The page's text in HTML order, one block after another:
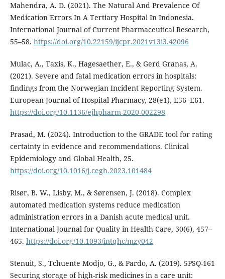
Mahendra, A. D. (2021). The Natural And Prevalence Of
Medication Errors In A Tertiary Hospital In Indonesia.
International Journal of Current Pharmaceutical Research,
55–58. https://doi.org/10.22159/ijcpr.2021v13i3.42096
Mulac, A., Taxis, K., Hagesaether, E., & Gerd Granas, A.
(2021). Severe and fatal medication errors in hospitals:
findings from the Norwegian Incident Reporting System.
European Journal of Hospital Pharmacy, 28(e1), E56–E61.
https://doi.org/10.1136/ejhpharm-2020-002298
Prasad, M. (2024). Introduction to the GRADE tool for rating
certainty in evidence and recommendations. Clinical
Epidemiology and Global Health, 25.
https://doi.org/10.1016/j.cegh.2023.101484
Risør, B. W., Lisby, M., & Sørensen, J. (2018). Complex
automated medication systems reduce medication
administration errors in a Danish acute medical unit.
International Journal for Quality in Health Care, 30(6), 457–
465. https://doi.org/10.1093/intqhc/mzy042
Stenuit, S., Tchuente Modjo, G., & Pardo, A. (2019). 5PSQ-161
Securing storage of high-risk medicines in a care unit: